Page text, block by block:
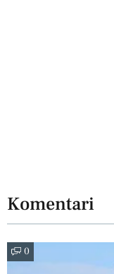
Komentari
0